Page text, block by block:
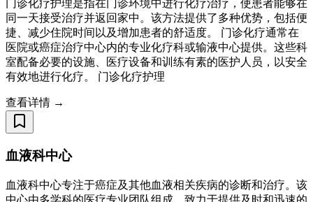
门诊化疗护理是指在门诊环境中进行化疗治疗，使患者能够在
同一天接受治疗并返回家中。该方法提供了多种优势，包括便
捷、减少住院时间以及增加患者的舒适度。 门诊化疗通常在
医院或癌症治疗中心内的专业化疗科或输液中心提供。这些科
室配备必要的设施、医疗设备和训练有素的医护人员，以安全
有效地进行化疗。 门诊化疗护理
查看详情 →
血液科中心
血液科中心专注于癌症及其他血液相关疾病的诊断和治疗。该
中心由多学科的医疗专业团队组成，致力于提供及时和迅速的